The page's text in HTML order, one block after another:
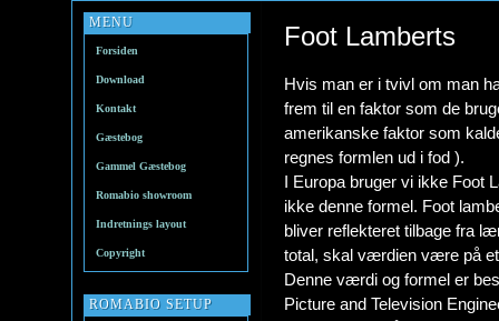
MENU
Forsiden
Download
Kontakt
Gæstebog
Gammel Gæstebog
Romabio showroom
Indretnings layout
Copyright
ROMABIO SETUP
Foot Lamberts
Hvis man er i tvivl om man
frem til en faktor som de
amerikanske faktor som
regnes formlen ud i fod ).
I Europa bruger vi ikke Foot
ikke denne formel. Foot
bliver reflekteret tilbage fra
total, skal værdien være på
Denne værdi og formel er
Picture and Television